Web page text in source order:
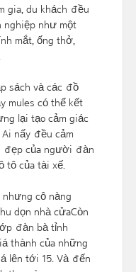
gia, du khách đều
nghiệp như một
mắt, ống thở,
sách và các đồ
mules có thể kết
lại tạo cảm giác
nấy đều cảm
đẹp của người đàn
tô của tài xế.
cô nàng
dọn nhà cửaCòn
đàn bà tỉnh
thành của những
lên tới 15. Và đến